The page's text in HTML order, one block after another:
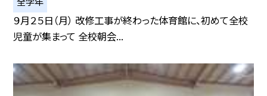
９月２５日（月） 改修工事が終わった体育館に、初めて全校
児童が集まって 全校朝会...